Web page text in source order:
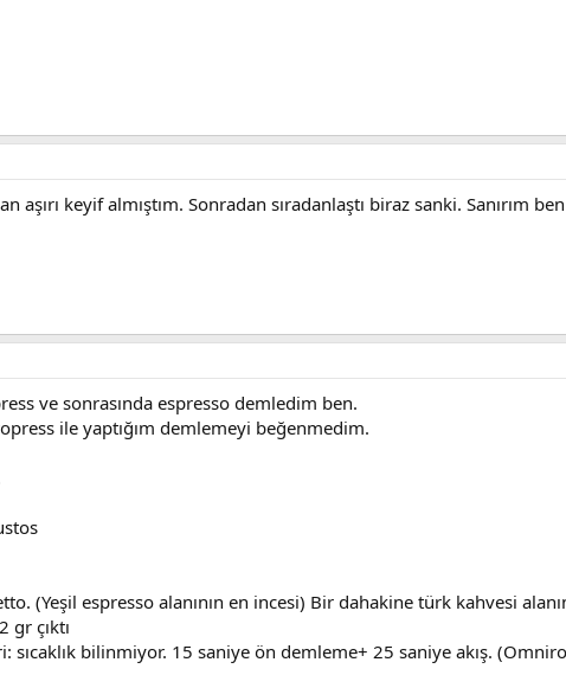
aşırı keyif almıştım. Sonradan sıradanlaştı biraz sanki. Sanırım
ve sonrasında espresso demledim ben.
ile yaptığım demlemeyi beğenmedim.
(Yeşil espresso alanının en incesi) Bir dahakine türk kahvesi
gr çıktı
sıcaklık bilinmiyor. 15 saniye ön demleme+ 25 saniye akış.